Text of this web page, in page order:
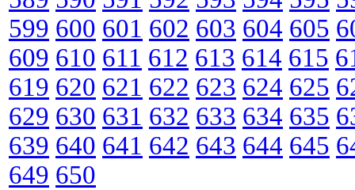
599 600 601 602 603 604 605
609 610 611 612 613 614 615
619 620 621 622 623 624 625
629 630 631 632 633 634 635
639 640 641 642 643 644 645
649 650